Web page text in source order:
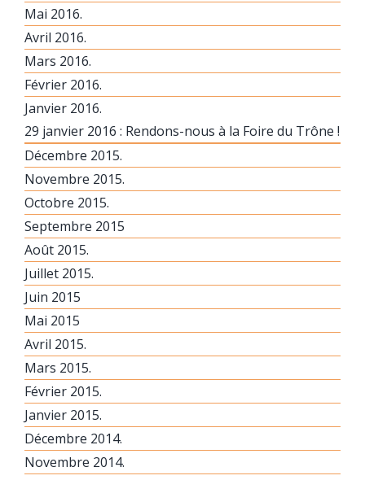
Mai 2016.
Avril 2016.
Mars 2016.
Février 2016.
Janvier 2016.
29 janvier 2016 : Rendons-nous à la Foire du Trône !
Décembre 2015.
Novembre 2015.
Octobre 2015.
Septembre 2015
Août 2015.
Juillet 2015.
Juin 2015
Mai 2015
Avril 2015.
Mars 2015.
Février 2015.
Janvier 2015.
Décembre 2014.
Novembre 2014.